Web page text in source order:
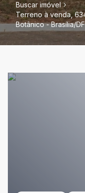
Buscar imóvel
Terreno à venda,
Botânico - Brasília/DF